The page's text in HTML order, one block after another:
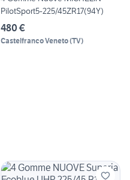
PilotSport5-225/45ZR17(94Y)
480 €
Castelfranco Veneto(TV)